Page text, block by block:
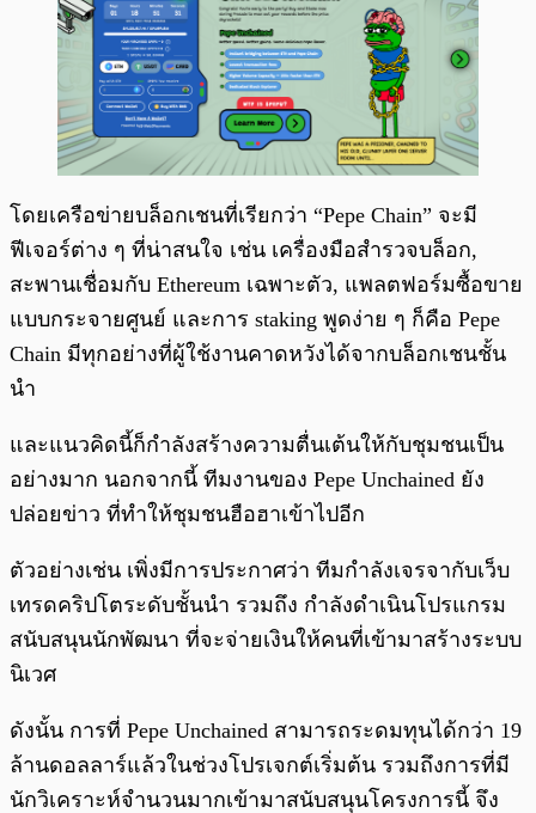
โดยเครือข่ายบล็อกเชนที่เรียกว่า “Pepe Chain” จะมี
ฟีเจอร์ต่าง ๆ ที่น่าสนใจ เช่น เครื่องมือสำรวจบล็อก,
สะพานเชื่อมกับ Ethereum เฉพาะตัว, แพลตฟอร์มซื้อขาย
แบบกระจายศูนย์ และการ staking พูดง่าย ๆ ก็คือ Pepe
Chain มีทุกอย่างที่ผู้ใช้งานคาดหวังได้จากบล็อกเชนชั้น
นำ
และแนวคิดนี้ก็กำลังสร้างความตื่นเต้นให้กับชุมชนเป็น
อย่างมาก นอกจากนี้ ทีมงานของ Pepe Unchained ยัง
ปล่อยข่าว ที่ทำให้ชุมชนฮือฮาเข้าไปอีก
ตัวอย่างเช่น เพิ่งมีการประกาศว่า ทีมกำลังเจรจากับเว็บ
เทรดคริปโตระดับชั้นนำ รวมถึง กำลังดำเนินโปรแกรม
สนับสนุนนักพัฒนา ที่จะจ่ายเงินให้คนที่เข้ามาสร้างระบบ
นิเวศ
ดังนั้น การที่ Pepe Unchained สามารถระดมทุนได้กว่า 19
ล้านดอลลาร์แล้วในช่วงโปรเจกต์เริ่มต้น รวมถึงการที่มี
นักวิเคราะห์จำนวนมากเข้ามาสนับสนุนโครงการนี้ จึง